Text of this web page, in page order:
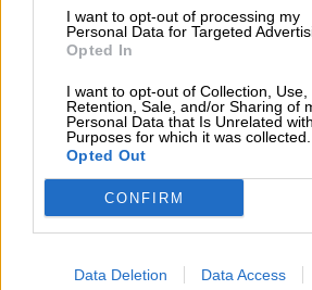
I want to opt-out of processing my
Personal Data for Targeted
Opted In
I want to opt-out of Collection, Use,
Retention, Sale, and/or Sharing of
Personal Data that Is Unrelated
Purposes for which it was collected.
Opted Out
CONFIRM
Data Deletion Data Access
05.08.2026 - 12:11
Αντώνης Βουκλαρής - «ΕΡΡΙΚΟΣ
Η νέα εποχή στην εκπαίδευση των
διαμεσολαβητών
Ξεκινούν οι αιτήσεις στο
«Τουρισμός για όλους 2026-2027»